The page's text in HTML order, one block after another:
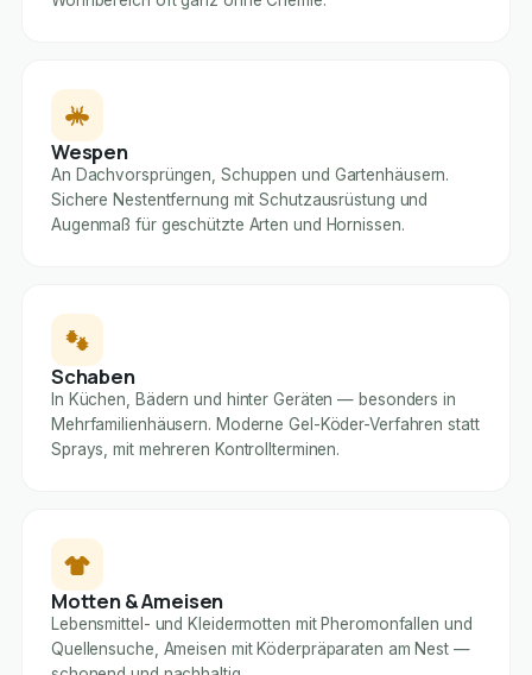
Wespen
An Dachvorsprüngen, Schuppen und Gartenhäusern.
Sichere Nestentfernung mit Schutzausrüstung und
Augenmaß für geschützte Arten und Hornissen.
Schaben
In Küchen, Bädern und hinter Geräten — besonders in
Mehrfamilienhäusern. Moderne Gel-Köder-Verfahren statt
Sprays, mit mehreren Kontrollterminen.
Motten & Ameisen
Lebensmittel- und Kleidermotten mit Pheromonfallen und
Quellensuche, Ameisen mit Köderpräparaten am Nest —